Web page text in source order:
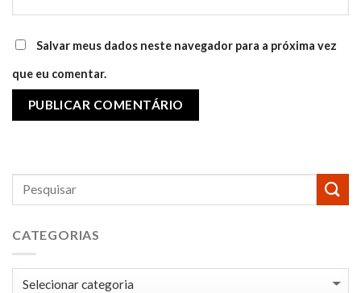
CATEGORIAS
Salvar meus dados neste navegador para a próxima vez
que eu comentar.